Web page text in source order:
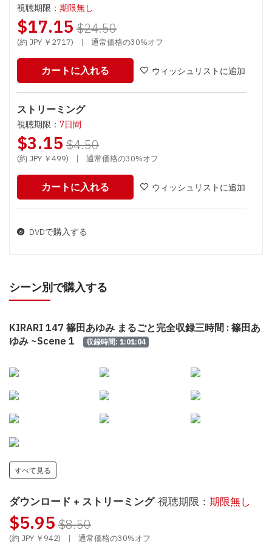
視聴期限： 期限無し
$17.15 $24.50
(約 JPY ￥2717) | 通常価格の30%オフ
カートに入れる ウィッシュリストに追加
ストリーミング
視聴期限： 7日間
$3.15 $4.50
(約 JPY ￥499) | 通常価格の30%オフ
カートに入れる ウィッシュリストに追加
DVDで購入する
シーン別で購入する
KIRARI 147 篠田あゆみ まるごと完全収録三時間 : 篠田あ
ゆみ ~Scene 1
収録時間: 1:01:04
すべて見る
ダウンロード + ストリーミング 視聴期限： 期限無し
$5.95 $8.50
(約 JPY ￥942) | 通常価格の30%オフ